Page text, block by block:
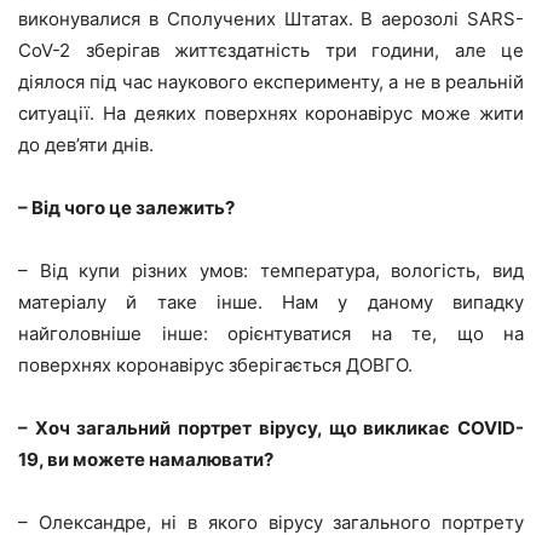
виконувалися в Сполучених Штатах. В аерозолі SARS-
CoV-2 зберігав життєздатність три години, але це
діялося під час наукового експерименту, а не в реальній
ситуації. На деяких поверхнях коронавірус може жити
до дев’яти днів.
– Від чого це залежить?
– Від купи різних умов: температура, вологість, вид
матеріалу й таке інше. Нам у даному випадку
найголовніше інше: орієнтуватися на те, що на
поверхнях коронавірус зберігається ДОВГО.
– Хоч загальний портрет вірусу, що викликає COVID-
19, ви можете намалювати?
– Олександре, ні в якого вірусу загального портрету